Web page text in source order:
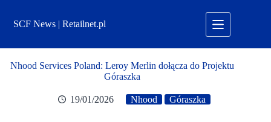
treściSCF News | Retailnet.pl
Nhood Services Poland: Leroy Merlin dołącza do Projektu
Góraszka
19/01/2026 Nhood Góraszka